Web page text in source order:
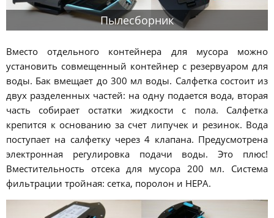
Пылесборник
Вместо отдельного контейнера для мусора можно
установить совмещенный контейнер с резервуаром для
воды. Бак вмещает до 300 мл воды. Салфетка состоит из
двух разделенных частей: на одну подается вода, вторая
часть собирает остатки жидкости с пола. Салфетка
крепится к основанию за счет липучек и резинок. Вода
поступает на салфетку через 4 клапана. Предусмотрена
электронная регулировка подачи воды. Это плюс!
Вместительность отсека для мусора 200 мл. Система
фильтрации тройная: сетка, поролон и HEPA.